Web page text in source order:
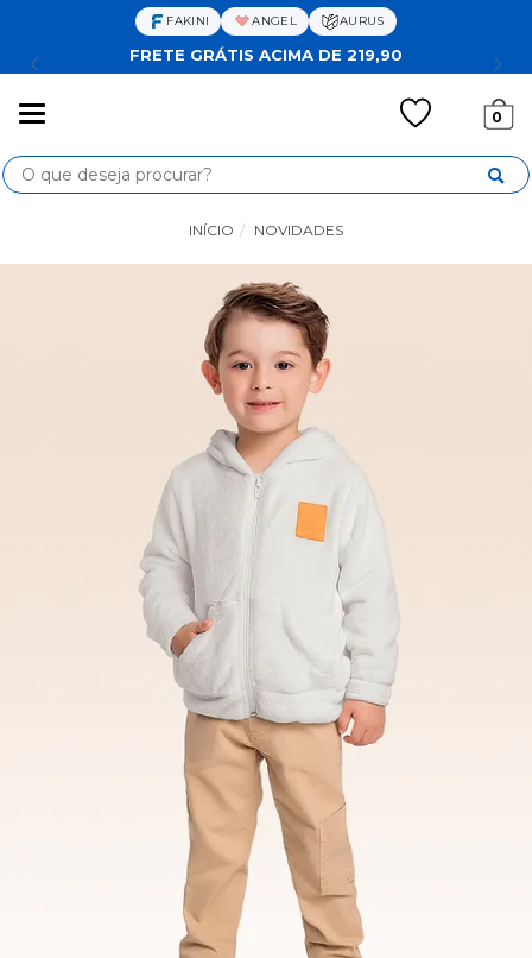
FAKINI ANGEL AURUS
FRETE GRÁTIS ACIMA DE 219,90
0
Busca
INÍCIO NOVIDADES